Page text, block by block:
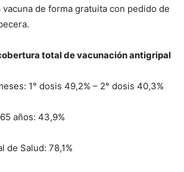
de forma gratuita con pedido de
total de vacunación antigripal
1° dosis 49,2% – 2° dosis 40,3%
43,9%
Salud: 78,1%